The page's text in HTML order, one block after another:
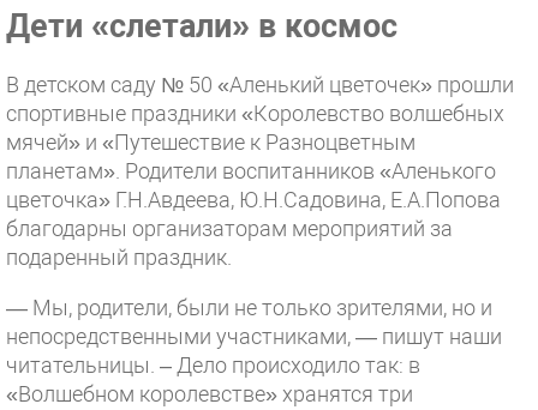
Дети «слетали» в космос
В детском саду № 50 «Аленький цветочек» прошли
спортивные праздники «Королевство волшебных
мячей» и «Путешествие к Разноцветным
планетам». Родители воспитанников «Аленького
цветочка» Г.Н.Авдеева, Ю.Н.Садовина, Е.А.Попова
благодарны организаторам мероприятий за
подаренный праздник.
— Мы, родители, были не только зрителями, но и
непосредственными участниками, — пишут наши
читательницы. – Дело происходило так: в
«Волшебном королевстве» хранятся три